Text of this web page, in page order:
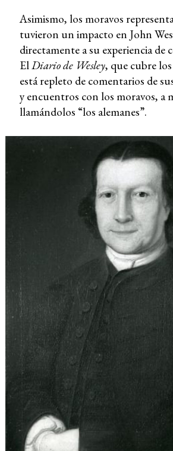
Asimismo, los moravos
tuvieron un impacto en John
directamente a su experiencia de
ElDiario de Wesley, que cubre
está repleto de comentarios de
y encuentros con los moravos, a
llamándolos “los alemanes”.